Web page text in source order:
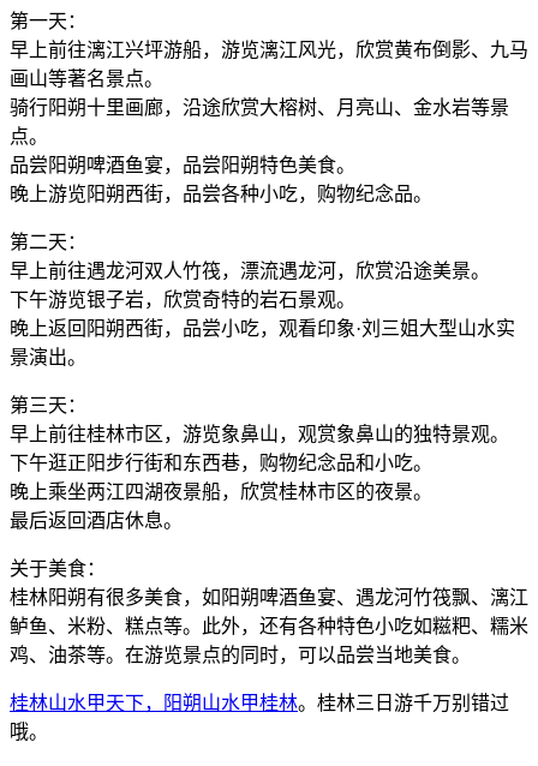
第一天：
早上前往漓江兴坪游船，游览漓江风光，欣赏黄布倒影、九马
画山等著名景点。
骑行阳朔十里画廊，沿途欣赏大榕树、月亮山、金水岩等景
点。
品尝阳朔啤酒鱼宴，品尝阳朔特色美食。
晚上游览阳朔西街，品尝各种小吃，购物纪念品。
第二天：
早上前往遇龙河双人竹筏，漂流遇龙河，欣赏沿途美景。
下午游览银子岩，欣赏奇特的岩石景观。
晚上返回阳朔西街，品尝小吃，观看印象·刘三姐大型山水实
景演出。
第三天：
早上前往桂林市区，游览象鼻山，观赏象鼻山的独特景观。
下午逛正阳步行街和东西巷，购物纪念品和小吃。
晚上乘坐两江四湖夜景船，欣赏桂林市区的夜景。
最后返回酒店休息。
关于美食：
桂林阳朔有很多美食，如阳朔啤酒鱼宴、遇龙河竹筏飘、漓江
鲈鱼、米粉、糕点等。此外，还有各种特色小吃如糍粑、糯米
鸡、油茶等。在游览景点的同时，可以品尝当地美食。
桂林山水甲天下，阳朔山水甲桂林。桂林三日游千万别错过
哦。